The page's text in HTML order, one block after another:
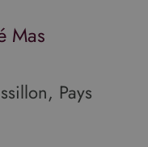
Mas
Pays